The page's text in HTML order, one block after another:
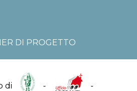
DI PROGETTO
di - -